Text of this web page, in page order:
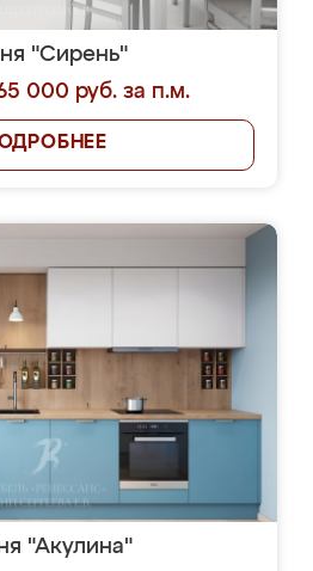
"Сирень"
000 руб. за п.м.
"Акулина"